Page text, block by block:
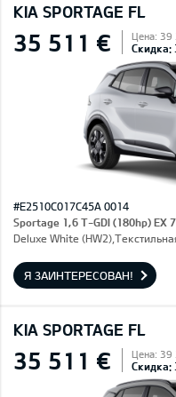
KIA SPORTAGE FL
35 511 € Цена: 39
Скидка:
#E2510C017C45A 0014
Sportage 1,6 T-GDI (180hp) EX
Deluxe White
Я ЗАИНТЕРЕСОВАН!
KIA SPORTAGE FL
35 511 € Цена: 39
Скидка: